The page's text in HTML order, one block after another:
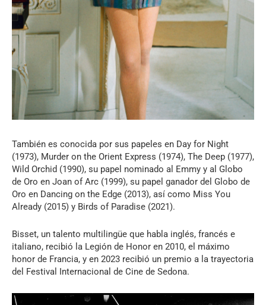
También es conocida por sus papeles en Day for Night
(1973), Murder on the Orient Express (1974), The Deep (1977),
Wild Orchid (1990), su papel nominado al Emmy y al Globo
de Oro en Joan of Arc (1999), su papel ganador del Globo de
Oro en Dancing on the Edge (2013), así como Miss You
Already (2015) y Birds of Paradise (2021).
Bisset, un talento multilingüe que habla inglés, francés e
italiano, recibió la Legión de Honor en 2010, el máximo
honor de Francia, y en 2023 recibió un premio a la trayectoria
del Festival Internacional de Cine de Sedona.